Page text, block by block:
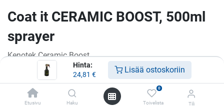
Hinta:
24,81 € Lisää ostoskoriin
Etusivu Haku
0
Toivelista Tili
Coat it CERAMIC BOOST, 500ml
sprayer
Kenotek Ceramic Boost
€